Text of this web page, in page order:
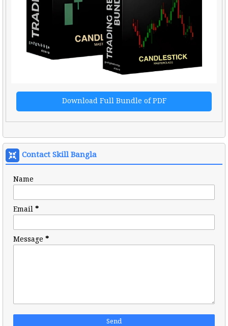
Download Full Bundle of PDF
Contact Skill Bangla
Name
Email*
Message *